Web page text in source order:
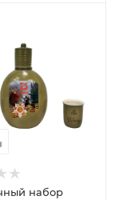
набор